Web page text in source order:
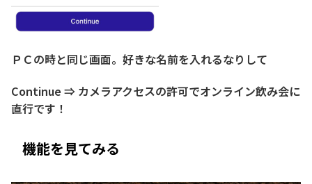
ＰＣの時と同じ画面。好きな名前を入れるなりして
Continue ⇒ カメラアクセスの許可でオンライン飲み会に
直行です！
機能を見てみる